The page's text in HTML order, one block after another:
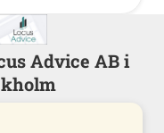
Advice AB i